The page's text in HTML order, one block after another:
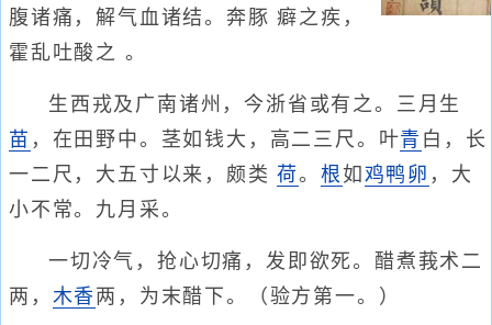
腹诸痛，解气血诸结。奔豚 癖之疾，
霍乱吐酸之 。
生西戎及广南诸州，今浙省或有之。三月生
苗 ，在田野中。茎如钱大，高二三尺。叶青 白，长
一二尺，大五寸以来，颇类荷。根如 鸡鸭卵 ，大
小不常。九月采。
一切冷气，抢心切痛，发即欲死。醋煮莪术二
两， 木香两，为末醋下。（验方第一。）